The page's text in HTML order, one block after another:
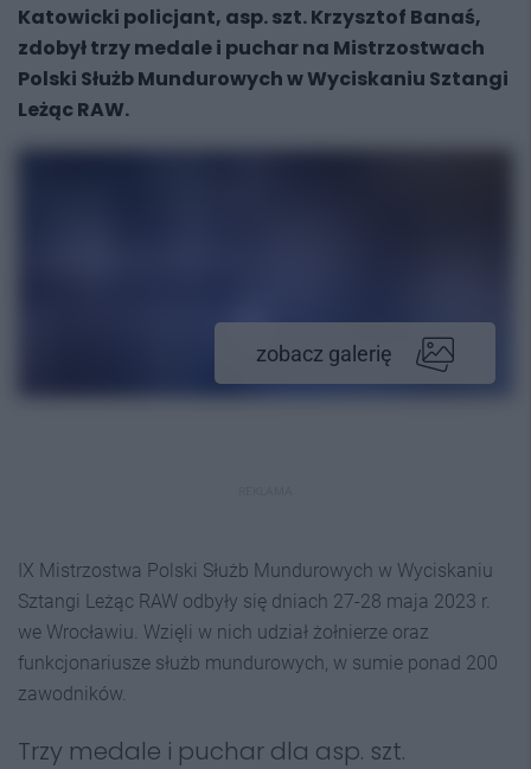
Katowicki policjant, asp. szt. Krzysztof Banaś,
zdobył trzy medale i puchar na Mistrzostwach
Polski Służb Mundurowych w Wyciskaniu Sztangi
Leżąc RAW.
zobacz galerię
IX Mistrzostwa Polski Służb Mundurowych w Wyciskaniu
Sztangi Leżąc RAW odbyły się dniach 27-28 maja 2023 r.
we Wrocławiu. Wzięli w nich udział żołnierze oraz
funkcjonariusze służb mundurowych, w sumie ponad 200
zawodników.
Trzy medale i puchar dla asp. szt.